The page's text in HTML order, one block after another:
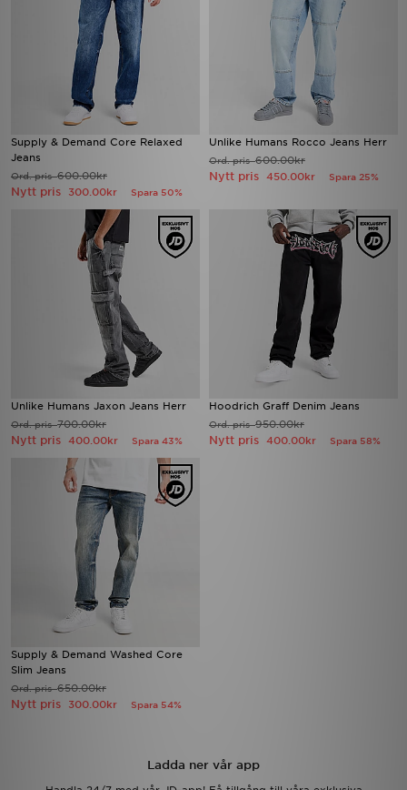
Supply & Demand Core Relaxed
Jeans
Ord. pris600.00kr
Nytt pris 300.00kr Spara 50%
Unlike Humans Rocco Jeans Herr
Ord. pris600.00kr
Nytt pris 450.00kr Spara 25%
Unlike Humans Jaxon Jeans Herr
Ord. pris700.00kr
Nytt pris 400.00kr Spara 43%
Hoodrich Graff Denim Jeans
Ord. pris950.00kr
Nytt pris 400.00kr Spara 58%
Supply & Demand Washed Core
Slim Jeans
Ord. pris650.00kr
Nytt pris 300.00kr Spara 54%
Ladda ner vår app